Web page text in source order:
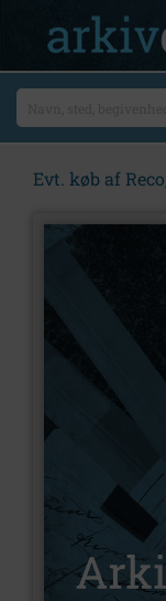
Evt. køb af